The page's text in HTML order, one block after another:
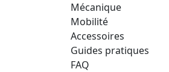
Mécanique
Mobilité
Accessoires
Guides pratiques
FAQ